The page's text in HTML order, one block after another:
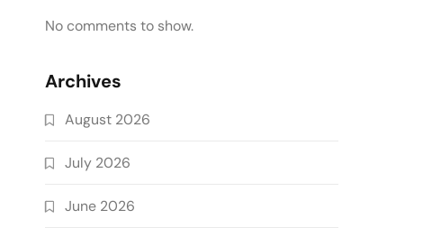
No comments to show.
Archives
August 2026
July 2026
June 2026